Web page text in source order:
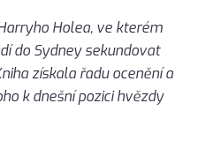
Holea, ve kterém
do Sydney sekundovat
získala řadu ocenění a
k dnešní pozici hvězdy